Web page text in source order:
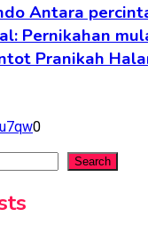
Antara
Pernikahan
Pranikah
0
Search